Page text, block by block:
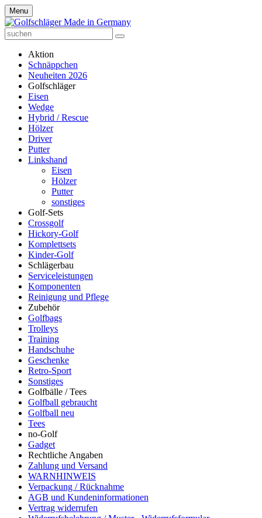
Menu
Aktion
Schnäppchen
Neuheiten 2026
Golfschläger
Eisen
Wedge
Hybrid / Rescue
Hölzer
Driver
Putter
Linkshand
Eisen
Hölzer
Putter
sonstiges
Golf-Sets
Crossgolf
Hickory-Golf
Komplettsets
Kinder-Golf
Schlägerbau
Serviceleistungen
Komponenten
Reinigung und Pflege
Zubehör
Golfbags
Trolleys
Training
Handschuhe
Geschenke
Retro-Sport
Sonstiges
Golfbälle / Tees
Golfball gebraucht
Golfball neu
Tees
no-Golf
Gadget
Rechtliche Angaben
Zahlung und Versand
WARNHINWEIS
Verpackung / Rücknahme
AGB und Kundeninformationen
Vertrag widerrufen